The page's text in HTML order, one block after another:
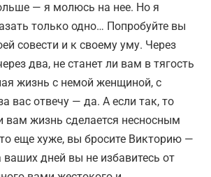
— я молюсь на нее. Но я
только одно… Попробуйте вы
совести и к своему уму. Через
два, не станет ли вам в тягость
жизнь с немой женщиной, с
вас отвечу — да. А если так, то
вам жизнь сделается несносным
еще хуже, вы бросите Викторию —
ваших дней вы не избавитесь от